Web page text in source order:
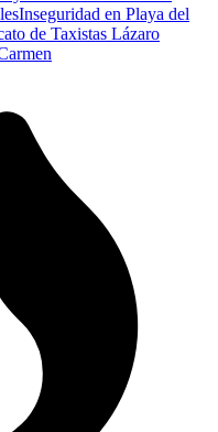
Inseguridad en Playa del
de Taxistas Lázaro